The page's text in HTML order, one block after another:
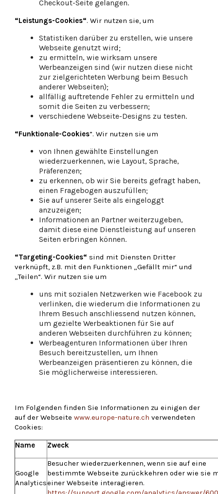
Checkout-Seite gelangen.
“Leistungs-Cookies“. Wir nutzen sie, um
Statistiken darüber zu erstellen, wie unsere
Webseite genutzt wird;
zu ermitteln, wie wirksam unsere
Werbeanzeigen sind (wir nutzen diese nicht
zur zielgerichteten Werbung beim Besuch
anderer Webseiten);
allfällig auftretende Fehler zu ermitteln und
somit die Seiten zu verbessern;
verschiedene Webseite-Designs zu testen.
“Funktionale-Cookies”. Wir nutzen sie um
von Ihnen gewählte Einstellungen
wiederzuerkennen, wie Layout, Sprache,
Präferenzen;
zu erkennen, ob wir Sie bereits gefragt haben,
einen Fragebogen auszufüllen;
Sie auf unserer Seite als eingeloggt
anzuzeigen;
Informationen an Partner weiterzugeben,
damit diese eine Dienstleistung auf unseren
Seiten erbringen können.
“Targeting-Cookies“ sind mit Diensten Dritter
verknüpft, z.B. mit den Funktionen „Gefällt mir“ und
„Teilen“. Wir nutzen sie um
uns mit sozialen Netzwerken wie Facebook zu
verlinken, die wiederum die Informationen zu
Ihrem Besuch anschliessend nutzen können,
um gezielte Werbeaktionen für Sie auf
anderen Webseiten durchführen zu können;
Werbeagenturen Informationen über Ihren
Besuch bereitzustellen, um Ihnen
Werbeanzeigen präsentieren zu können, die
Sie möglicherweise interessieren.
Im Folgenden finden Sie Informationen zu einigen der
auf der Webseite www.europe-nature.ch verwendeten
Cookies:
Name Zweck
Google
Analytics
Besucher wiederzuerkennen, wenn sie auf eine
bestimmte Webseite zurückkehren oder wie sie
einer Webseite interagieren.